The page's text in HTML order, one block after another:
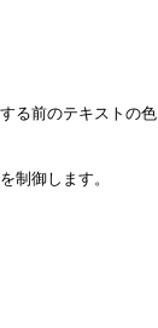
前のテキストの色
御します。